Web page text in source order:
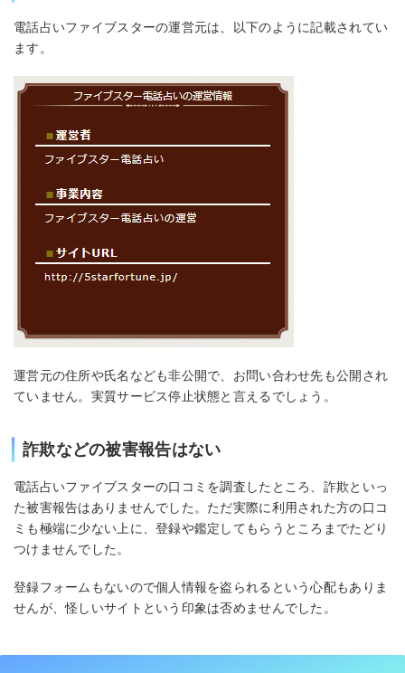
電話占いファイブスターの運営元は、以下のように記載されてい
ます。
運営元の住所や氏名なども非公開で、お問い合わせ先も公開され
ていません。実質サービス停止状態と言えるでしょう。
詐欺などの被害報告はない
電話占いファイブスターの口コミを調査したところ、詐欺といっ
た被害報告はありませんでした。ただ実際に利用された方の口コ
ミも極端に少ない上に、登録や鑑定してもらうところまでたどり
つけませんでした。
登録フォームもないので個人情報を盗られるという心配もありま
せんが、怪しいサイトという印象は否めませんでした。